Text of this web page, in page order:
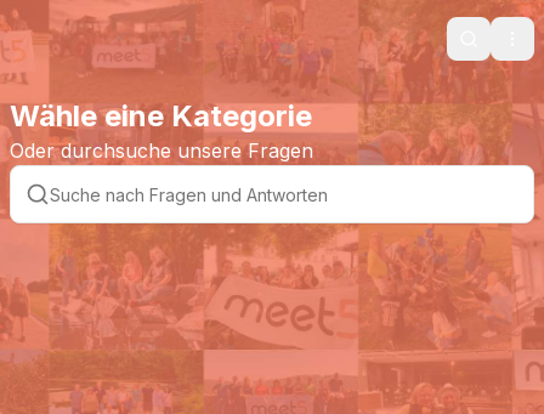
Search
Wähle eine Kategorie
Oder durchsuche unsere Fragen